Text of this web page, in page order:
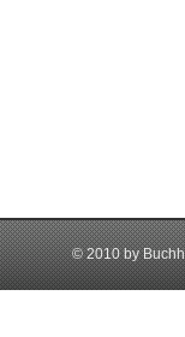
© 2010 by